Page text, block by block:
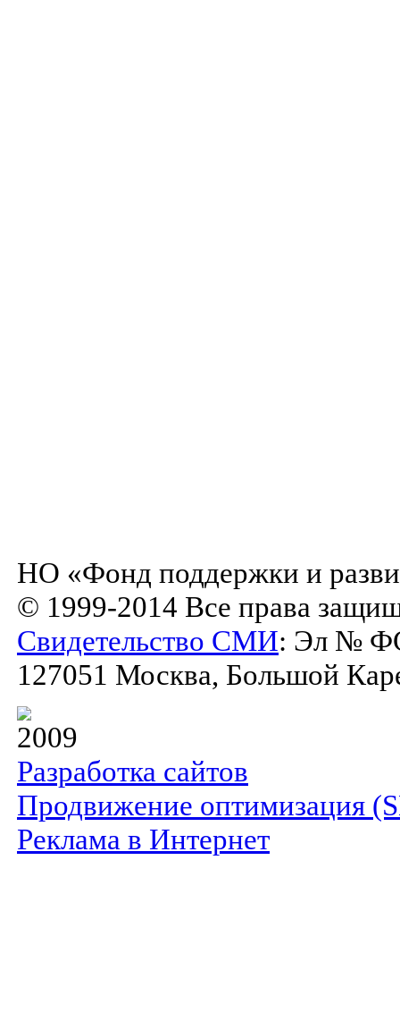
НО «Фонд поддержки и
© 1999-2014 Все права
Свидетельство СМИ: Эл №
127051 Москва, Большой
2009
Разработка сайтов
Продвижение оптимизация
Реклама в Интернет